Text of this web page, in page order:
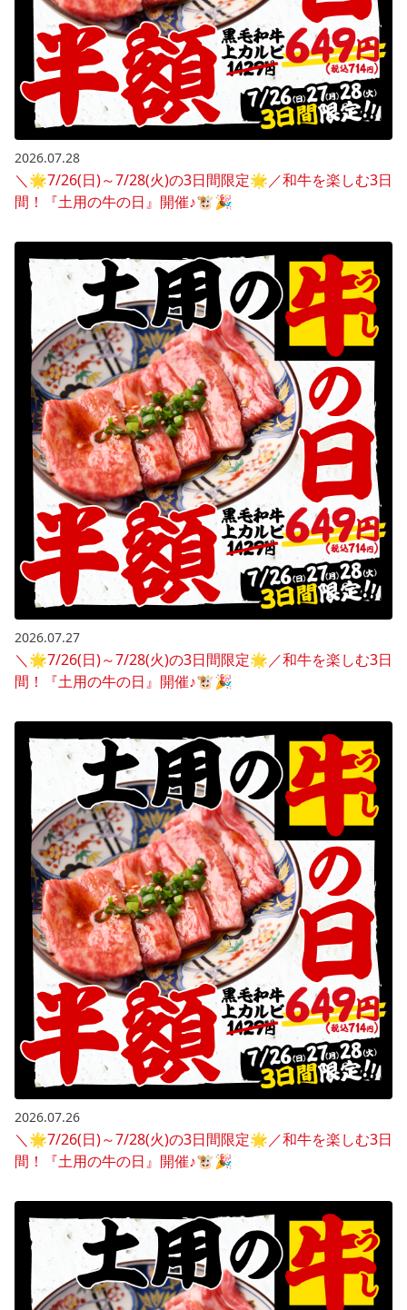
2026.07.28
＼🌟7/26(日)～7/28(火)の3日間限定🌟／和牛を楽しむ3日
間！『土用の牛の日』開催♪🐮🎉
2026.07.27
＼🌟7/26(日)～7/28(火)の3日間限定🌟／和牛を楽しむ3日
間！『土用の牛の日』開催♪🐮🎉
2026.07.26
＼🌟7/26(日)～7/28(火)の3日間限定🌟／和牛を楽しむ3日
間！『土用の牛の日』開催♪🐮🎉